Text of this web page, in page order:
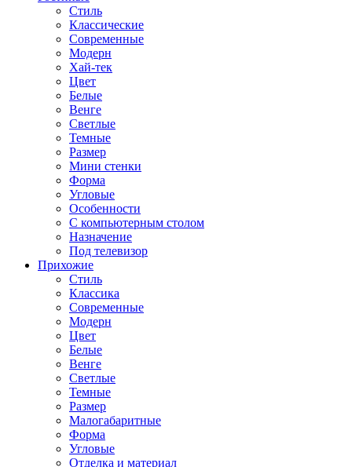
Стиль
Классические
Современные
Модерн
Хай-тек
Цвет
Белые
Венге
Светлые
Темные
Размер
Мини стенки
Форма
Угловые
Особенности
С компьютерным столом
Назначение
Под телевизор
Прихожие
Стиль
Классика
Современные
Модерн
Цвет
Белые
Венге
Светлые
Темные
Размер
Малогабаритные
Форма
Угловые
Отделка и материал